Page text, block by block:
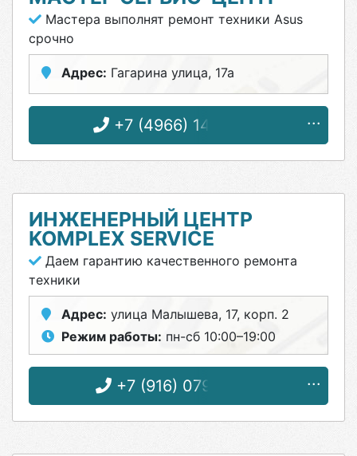
Мастера выполнят ремонт техники Asus
срочно
Адрес: Гагарина улица, 17а
+7 (4966) 14-86-00
ИНЖЕНЕРНЫЙ ЦЕНТР
KOMPLEX SERVICE
Даем гарантию качественного ремонта
техники
Адрес: улица Малышева, 17, корп. 2
Режим работы: пн-сб 10:00–19:00
+7 (916) 079-96-12